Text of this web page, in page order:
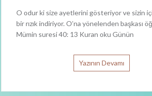
O odur ki size ayetlerini gösteriyor ve sizin
bir rızık indiriyor. O’na yönelenden başkası
Mümin suresi 40: 13 Kuran oku Günün
Yazının Devamı